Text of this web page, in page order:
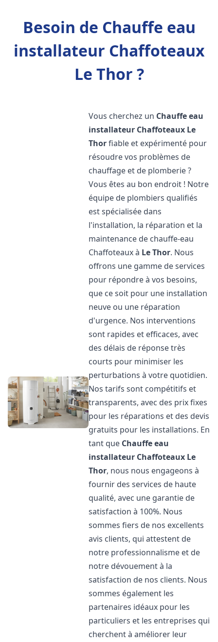
Besoin de Chauffe eau
installateur Chaffoteaux
Le Thor ?
Vous cherchez un Chauffe eau
installateur Chaffoteaux Le
Thorfiable et expérimenté pour
résoudre vos problèmes de
chauffage et de plomberie ?
Vous êtes au bon endroit ! Notre
équipe de plombiers qualifiés
est spécialisée dans
l'installation, la réparation et la
maintenance de chauffe-eau
Chaffoteaux à Le Thor. Nous
offrons une gamme de services
pour répondre à vos besoins,
que ce soit pour une installation
neuve ou une réparation
d'urgence. Nos interventions
sont rapides et efficaces, avec
des délais de réponse très
courts pour minimiser les
perturbations à votre quotidien.
Nos tarifs sont compétitifs et
transparents, avec des prix fixes
pour les réparations et des devis
gratuits pour les installations. En
tant que Chauffe eau
installateur Chaffoteaux Le
Thor, nous nous engageons à
fournir des services de haute
qualité, avec une garantie de
satisfaction à 100%. Nous
sommes fiers de nos excellents
avis clients, qui attestent de
notre professionnalisme et de
notre dévouement à la
satisfaction de nos clients. Nous
sommes également les
partenaires idéaux pour les
particuliers et les entreprises qui
cherchent à améliorer leur